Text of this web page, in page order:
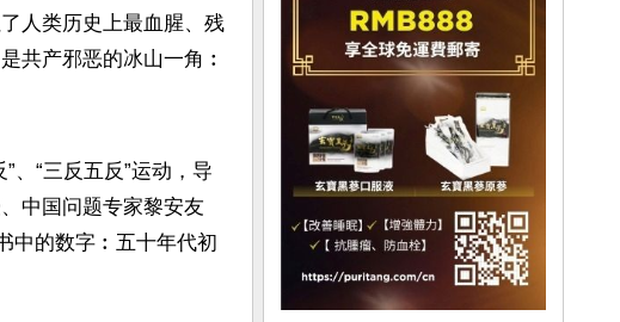
人类历史上最血腥、残
共产邪恶的冰山一角︰
、“三反五反”运动，导
中国问题专家黎安友
中的数字︰五十年代初